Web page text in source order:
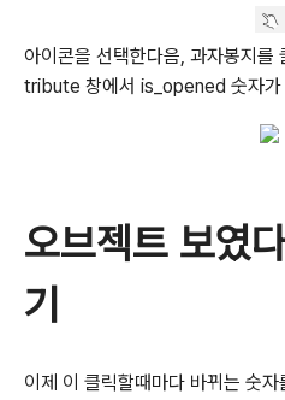
아이콘을 선택한다음, 과자봉지
tribute 창에서 is_opened 숫자가
오브젝트 보였
기
이제 이 클릭할때마다 바뀌는 숫